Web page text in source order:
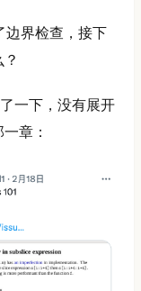
边界检查，接下
一下，没有展开
章：